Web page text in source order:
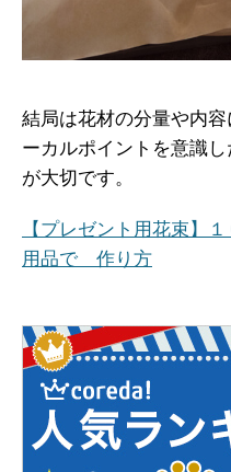
結局は花材の分量や内
ーカルポイントを意識
が大切です。
【プレゼント用花束】
用品で 作り方